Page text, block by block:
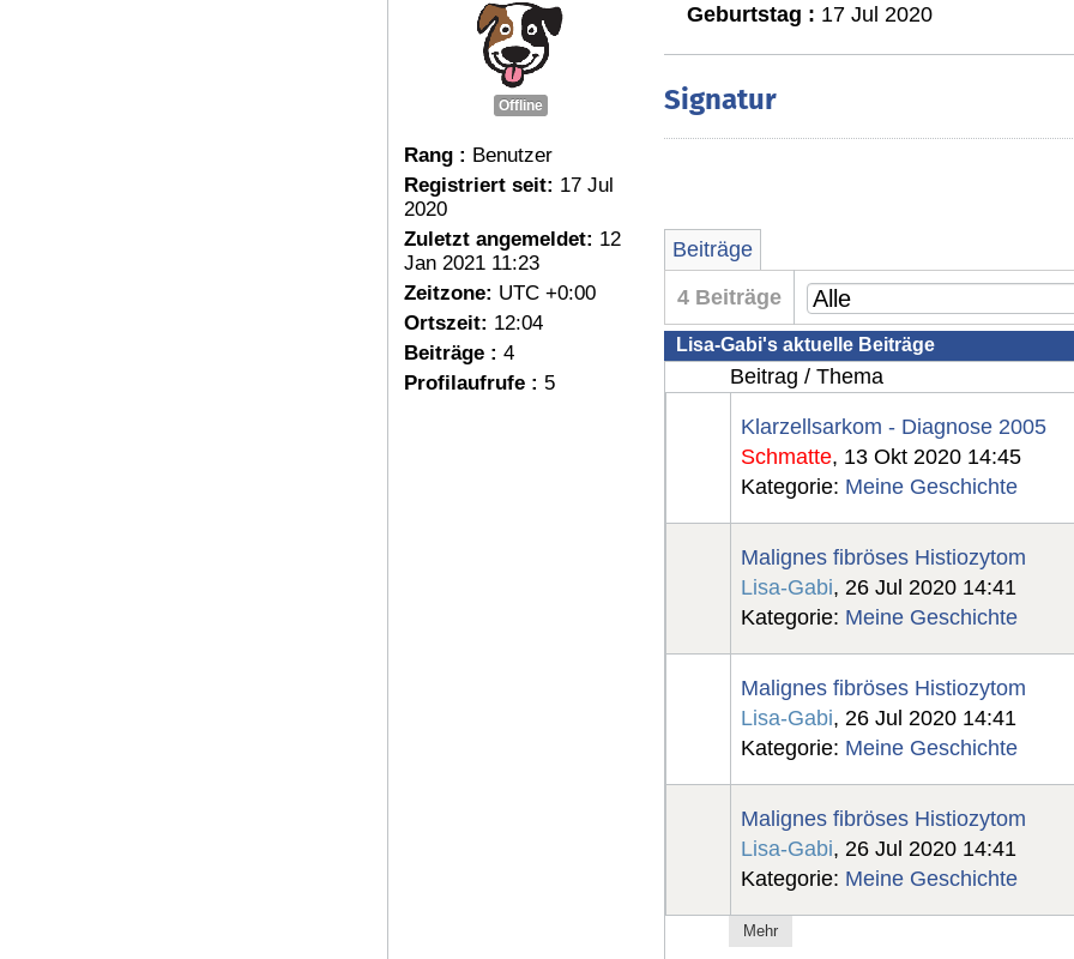
Offline
Rang : Benutzer
Registriert seit: 17 Jul
2020
Zuletzt angemeldet: 12
Jan 2021 11:23
Zeitzone: UTC +0:00
Ortszeit: 12:04
Beiträge : 4
Profilaufrufe : 5
Geburtstag : 17 Jul 2020
Signatur
Beiträge
4 Beiträge
Lisa-Gabi's aktuelle Beiträge
Beitrag / Thema
Mehr
Klarzellsarkom - Diagnose 2005
Schmatte, 13 Okt 2020 14:45
Kategorie: Meine Geschichte
Malignes fibröses Histiozytom
Lisa-Gabi, 26 Jul 2020 14:41
Kategorie: Meine Geschichte
Malignes fibröses Histiozytom
Lisa-Gabi, 26 Jul 2020 14:41
Kategorie: Meine Geschichte
Malignes fibröses Histiozytom
Lisa-Gabi, 26 Jul 2020 14:41
Kategorie: Meine Geschichte